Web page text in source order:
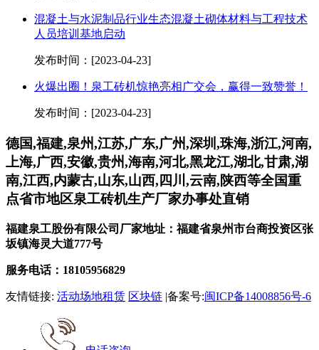
混凝土与水泥制品行业生态混凝土砌体材料与工程技术
人员培训基地启动
发布时间：[2023-04-23]
火爆出圈！泉工砖机惊艳亮相广交会，赢得一致赞誉！
发布时间：[2023-04-23]
德国,福建,泉州,江苏,广东,广州,深圳,珠海,浙江,河南,
上海,广西,安徽,贵州,海南,河北,黑龙江,湖北,甘肃,湖
南,江西,内蒙古,山东,山西,四川,云南,陕西等全国重
点省市地区泉工砖机生产厂家办事处直销
福建泉工股份有限公司厂家地址：福建省泉州市台商投资区张
坂镇海灵大道777号
服务电话：18105956829
友情链接: 活动场地租赁 区块链 |备案号:闽ICP备14008856号-6